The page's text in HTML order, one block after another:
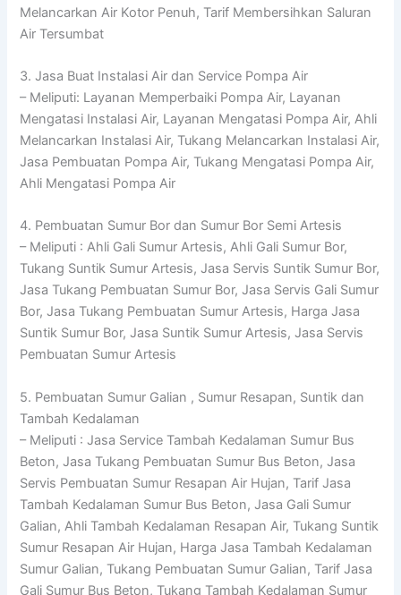
Melancarkan Air Kotor Penuh, Tarif Membersihkan Saluran
Air Tersumbat
3. Jasa Buat Instalasi Air dan Service Pompa Air
– Meliputi: Layanan Memperbaiki Pompa Air, Layanan
Mengatasi Instalasi Air, Layanan Mengatasi Pompa Air, Ahli
Melancarkan Instalasi Air, Tukang Melancarkan Instalasi Air,
Jasa Pembuatan Pompa Air, Tukang Mengatasi Pompa Air,
Ahli Mengatasi Pompa Air
4. Pembuatan Sumur Bor dan Sumur Bor Semi Artesis
– Meliputi : Ahli Gali Sumur Artesis, Ahli Gali Sumur Bor,
Tukang Suntik Sumur Artesis, Jasa Servis Suntik Sumur Bor,
Jasa Tukang Pembuatan Sumur Bor, Jasa Servis Gali Sumur
Bor, Jasa Tukang Pembuatan Sumur Artesis, Harga Jasa
Suntik Sumur Bor, Jasa Suntik Sumur Artesis, Jasa Servis
Pembuatan Sumur Artesis
5. Pembuatan Sumur Galian , Sumur Resapan, Suntik dan
Tambah Kedalaman
– Meliputi : Jasa Service Tambah Kedalaman Sumur Bus
Beton, Jasa Tukang Pembuatan Sumur Bus Beton, Jasa
Servis Pembuatan Sumur Resapan Air Hujan, Tarif Jasa
Tambah Kedalaman Sumur Bus Beton, Jasa Gali Sumur
Galian, Ahli Tambah Kedalaman Resapan Air, Tukang Suntik
Sumur Resapan Air Hujan, Harga Jasa Tambah Kedalaman
Sumur Galian, Tukang Pembuatan Sumur Galian, Tarif Jasa
Gali Sumur Bus Beton, Tukang Tambah Kedalaman Sumur